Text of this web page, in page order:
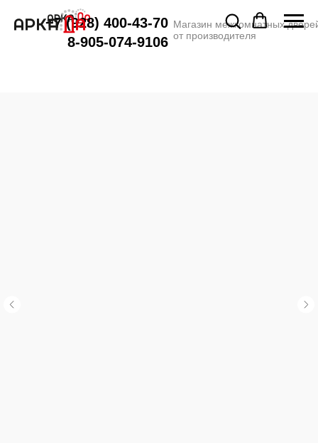
Магазин межкомнатных
от производителя
+7 (928) 400-43-70
8-905-074-9106